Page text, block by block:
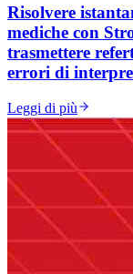
Risolvere
mediche con
trasmettere
errori di
Leggi di più